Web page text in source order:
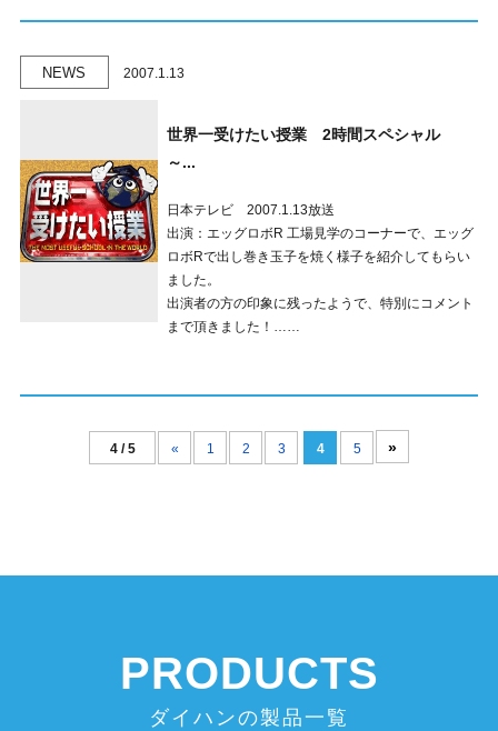
NEWS 2007.1.13
世界一受けたい授業 2時間スペシャル
～...
日本テレビ 2007.1.13放送
出演：エッグロボR 工場見学のコーナーで、エッグ
ロボRで出し巻き玉子を焼く様子を紹介してもらい
ました。
出演者の方の印象に残ったようで、特別にコメント
まで頂きました！……
4 / 5 « 1 2 3 4 5 »
ダイハンの製品一覧